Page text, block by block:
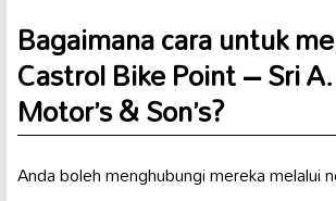
Bagaimana cara untuk
Castrol Bike Point – Sri
Motor’s & Son’s?
Anda boleh menghubungi mereka melalui